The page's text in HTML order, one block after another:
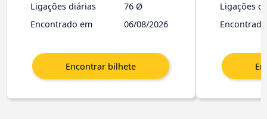
Ligações diárias
76 Ø
Encontrado em
06/08/2026
Ligações